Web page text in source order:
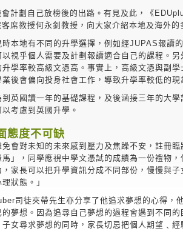
計劃自己放榜後的出路。有見及此，《
席教授何永釗教授，向大家介紹本地及海外的
本地有不同的升學選擇，例如經JUPAS報讀
視乎個人需要及計劃報讀適合自己的課程。
學率較高級文憑高。事實上，高級文憑與副
後會偏向投身社會工作，導致升學率較低的現
英國讀一年的基礎課程，及後涵接三年的大
考慮到英國升學。
態度不可缺
會對未知的未來感到壓力及焦躁不安，註冊
」，同學應視中學文憑試的成績為一份禮物
家長可以把升學資訊分成不同部份，慢慢與
狀態。」
司徒夾帶先生亦分享了他追求夢想的心得，
夢想。因為追尋自己夢想的過程會遇到不同
女尋求夢想的同時，家長切忌把個人期望﹑